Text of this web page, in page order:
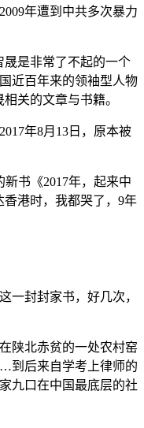
年遭到中共多次暴力
晟是非常了不起的一个
近百年来的领袖型人物
关的文章与书籍。
年8月13日，原本被
新书《2017年，起来中
香港时，我都哭了，9年
一封封家书，好几次，
陕北赤贫的一处农村窑
到后来自学考上律师的
九口在中国最底层的社